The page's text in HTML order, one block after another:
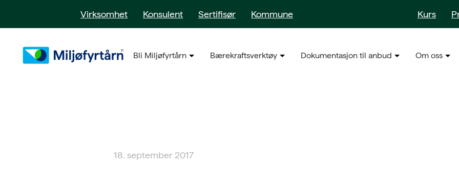
Virksomhet Konsulent Sertifisør Kommune Kurs
Bli Miljøfyrtårn Bærekraftsverktøy Dokumentasjon til anbud Om oss
18. september 2017